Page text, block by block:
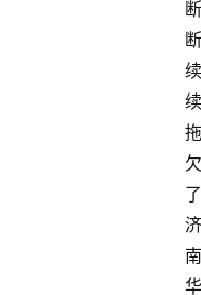
断
断
续
续
拖
欠
了
济
南
华